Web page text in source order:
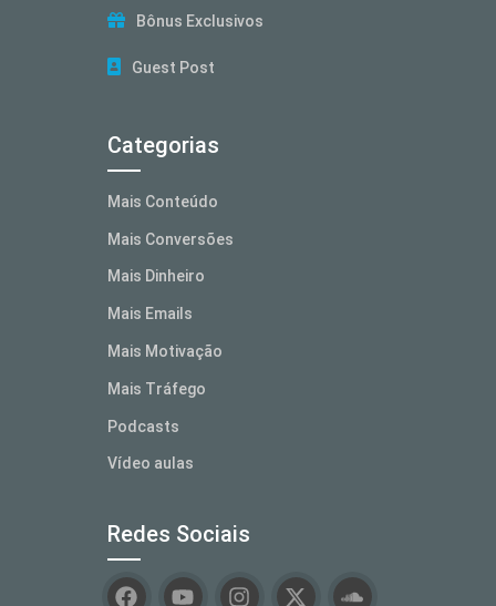
Bônus Exclusivos
Guest Post
Categorias
Mais Conteúdo
Mais Conversões
Mais Dinheiro
Mais Emails
Mais Motivação
Mais Tráfego
Podcasts
Vídeo aulas
Redes Sociais